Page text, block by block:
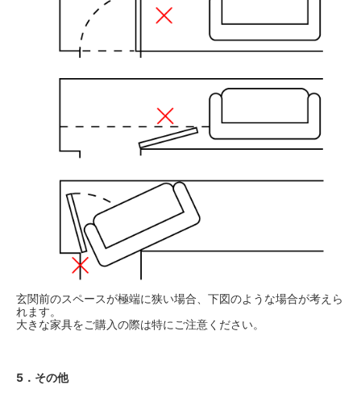
玄関前のスペースが極端に狭い場合、下図のような場合が考えら
れます。
大きな家具をご購入の際は特にご注意ください。
5．その他